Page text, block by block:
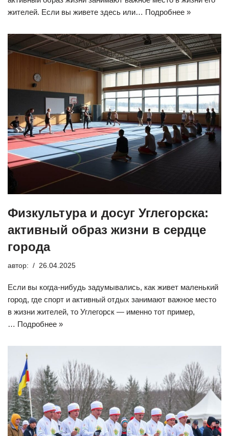
жителей. Если вы живете здесь или… Подробнее »
Физкультура и досуг Углегорска:
активный образ жизни в сердце
города
автор: 26.04.2025
Если вы когда-нибудь задумывались, как живет маленький
город, где спорт и активный отдых занимают важное место
в жизни жителей, то Углегорск — именно тот пример,
… Подробнее »